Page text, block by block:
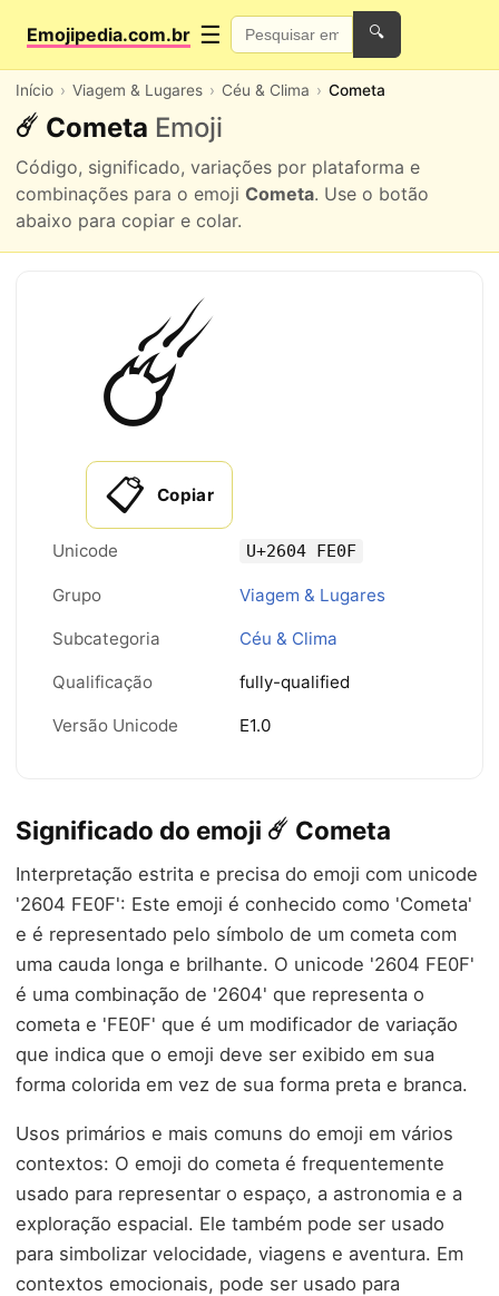
Emojipedia.com.br ☰ 🔍
Início Viagem & Lugares Céu & Clima Cometa
☄️ Cometa Emoji
Código, significado, variações por plataforma e
combinações para o emoji Cometa. Use o botão
abaixo para copiar e colar.
☄️
📋 Copiar
Unicode U+2604 FE0F
Grupo Viagem & Lugares
Subcategoria Céu & Clima
Qualificação fully-qualified
Versão Unicode E1.0
Significado do emoji ☄️ Cometa
Interpretação estrita e precisa do emoji com unicode
'2604 FE0F': Este emoji é conhecido como 'Cometa'
e é representado pelo símbolo de um cometa com
uma cauda longa e brilhante. O unicode '2604 FE0F'
é uma combinação de '2604' que representa o
cometa e 'FE0F' que é um modificador de variação
que indica que o emoji deve ser exibido em sua
forma colorida em vez de sua forma preta e branca.
Usos primários e mais comuns do emoji em vários
contextos: O emoji do cometa é frequentemente
usado para representar o espaço, a astronomia e a
exploração espacial. Ele também pode ser usado
para simbolizar velocidade, viagens e aventura. Em
contextos emocionais, pode ser usado para